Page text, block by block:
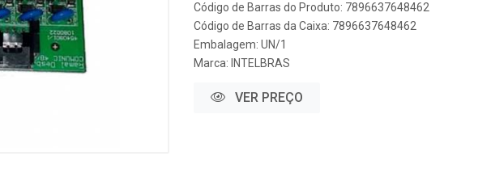
Código de Barras do Produto: 7896637648462
Código de Barras da Caixa: 7896637648462
Embalagem: UN/1
Marca: INTELBRAS
VER PREÇO